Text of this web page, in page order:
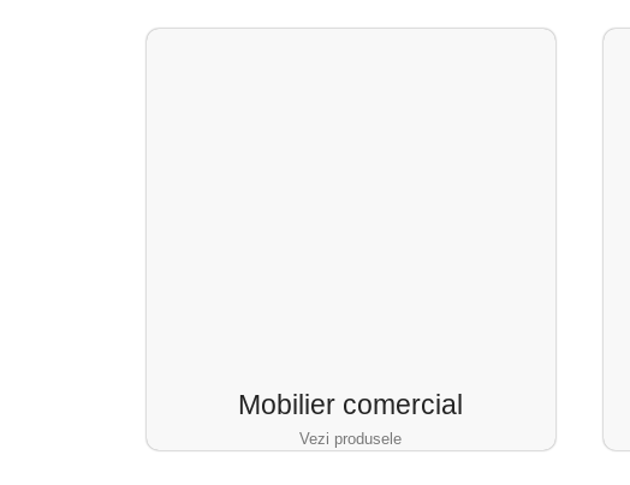
Mobilier comercial
Vezi produsele